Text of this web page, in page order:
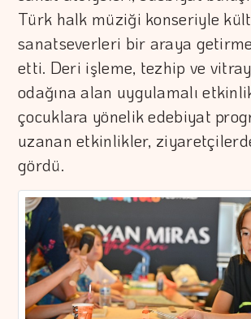
Türk halk müziği konseriyle
sanatseverleri bir araya
etti. Deri işleme, tezhip ve vitray
odağına alan uygulamalı
çocuklara yönelik edebiyat
uzanan etkinlikler,
gördü.